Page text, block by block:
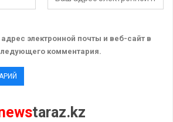
электронной почты и веб-сайт в
комментария.
taraz.kz